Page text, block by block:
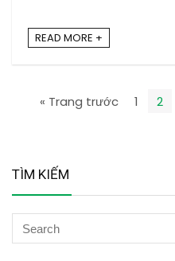
READ MORE +
« Trang trước 1 2
TÌM KIẾM